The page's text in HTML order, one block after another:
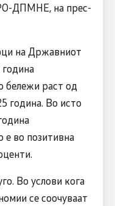
ДПМНЕ, на прес-
на Државниот
бележи раст од
година. Во исто
е во позитивна
Во услови кога
се соочуваат